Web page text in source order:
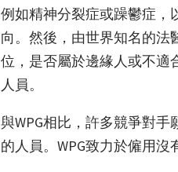
例如精神分裂症或躁鬱症，
向。然後，由世界知名的法
位，是否屬於邊緣人或不適
人員。
與WPG相比，許多競爭對
的人員。WPG致力於僱用